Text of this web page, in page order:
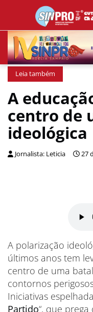
Leia também
A
centro de
ideológica
Jornalista: Leticia 27
A polarização
últimos anos tem
centro de uma
contornos
Iniciativas
Partido“, que